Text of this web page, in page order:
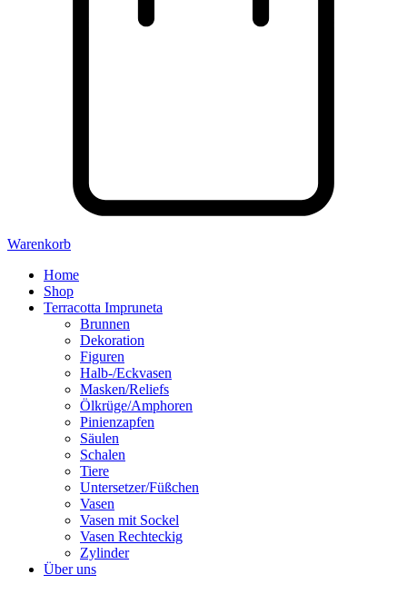
Warenkorb
Home
Shop
Terracotta Impruneta
Brunnen
Dekoration
Figuren
Halb-/Eckvasen
Masken/Reliefs
Ölkrüge/Amphoren
Pinienzapfen
Säulen
Schalen
Tiere
Untersetzer/Füßchen
Vasen
Vasen mit Sockel
Vasen Rechteckig
Zylinder
Über uns